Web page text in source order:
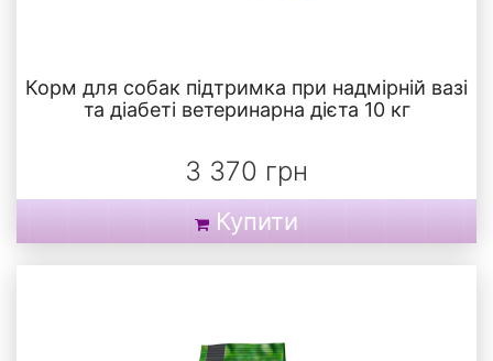
Корм для собак підтримка при надмірній вазі
та діабеті ветеринарна дієта 10 кг
3 370 грн
Купити